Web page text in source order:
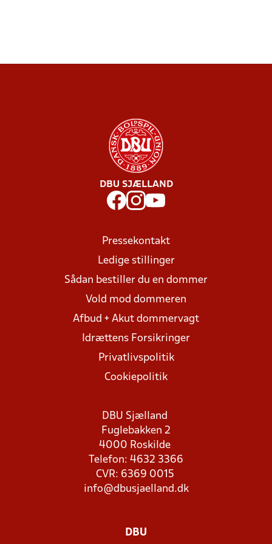
DBU SJÆLLAND
Pressekontakt
Ledige stillinger
Sådan bestiller du en dommer
Vold mod dommeren
Afbud + Akut dommervagt
Idrættens Forsikringer
Privatlivspolitik
Cookiepolitik
DBU Sjælland
Fuglebakken 2
4000 Roskilde
Telefon: 4632 3366
CVR: 6369 0015
info@dbusjaelland.dk
DBU